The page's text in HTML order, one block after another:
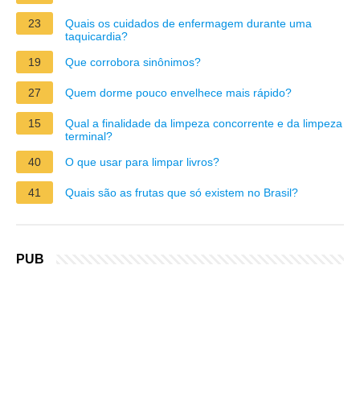
23
Quais os cuidados de enfermagem durante uma
taquicardia?
19
Que corrobora sinônimos?
27 Quem dorme pouco envelhece mais rápido?
15
Qual a finalidade da limpeza concorrente e da limpeza
terminal?
40
O que usar para limpar livros?
41 Quais são as frutas que só existem no Brasil?
PUB